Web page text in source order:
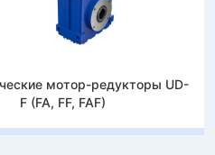
мотор-редукторы UD-
F (FA, FF, FAF)